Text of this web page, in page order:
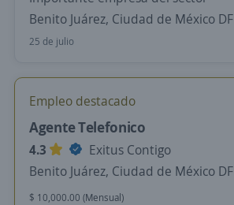
Benito Juárez, Ciudad de México DF
25 de julio
Empleo destacado
Agente Telefonico
4.3
Exitus Contigo
Benito Juárez, Ciudad de México DF
$ 10,000.00 (Mensual)